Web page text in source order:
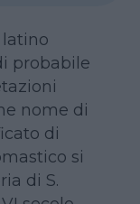
probabile
nome di
di
si
di S.